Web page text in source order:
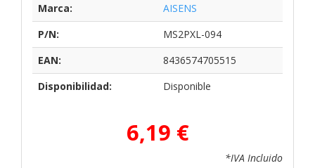
Marca:
AISENS
P/N:
MS2PXL-094
EAN:
8436574705515
Disponibilidad:
Disponible
6,19 €
*IVA Incluido